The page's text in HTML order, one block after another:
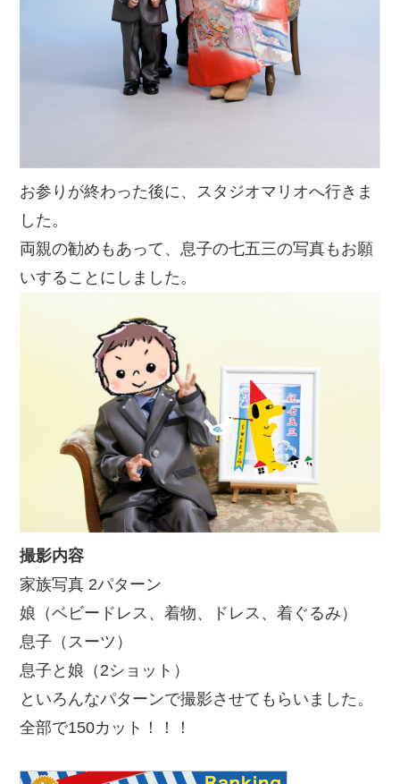
お参りが終わった後に、スタジオマリオへ行きま
した。
両親の勧めもあって、息子の七五三の写真もお願
いすることにしました。
撮影内容
家族写真 2パターン
娘（ベビードレス、着物、ドレス、着ぐるみ）
息子（スーツ）
息子と娘（2ショット）
といろんなパターンで撮影させてもらいました。
全部で150カット！！！